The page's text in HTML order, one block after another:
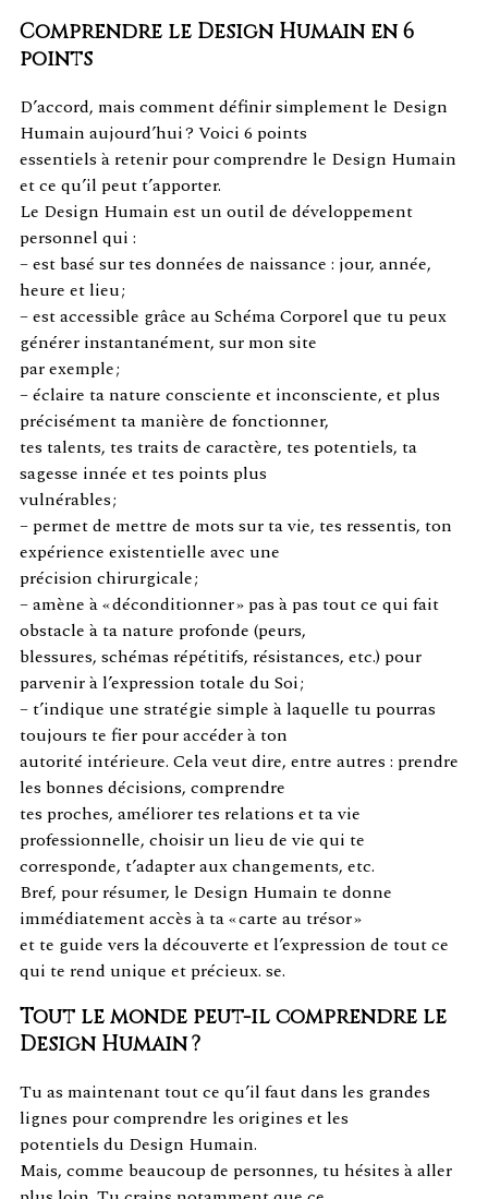
Comprendre le Design Humain en 6
points
D’accord, mais comment définir simplement le Design
Humain aujourd’hui ? Voici 6 points
essentiels à retenir pour comprendre le Design Humain
et ce qu’il peut t’apporter.
Le Design Humain est un outil de développement
personnel qui :
– est basé sur tes données de naissance : jour, année,
heure et lieu ;
– est accessible grâce au Schéma Corporel que tu peux
générer instantanément, sur mon site
par exemple ;
– éclaire ta nature consciente et inconsciente, et plus
précisément ta manière de fonctionner,
tes talents, tes traits de caractère, tes potentiels, ta
sagesse innée et tes points plus
vulnérables ;
– permet de mettre de mots sur ta vie, tes ressentis, ton
expérience existentielle avec une
précision chirurgicale ;
– amène à « déconditionner » pas à pas tout ce qui fait
obstacle à ta nature profonde (peurs,
blessures, schémas répétitifs, résistances, etc.) pour
parvenir à l’expression totale du Soi ;
– t’indique une stratégie simple à laquelle tu pourras
toujours te fier pour accéder à ton
autorité intérieure. Cela veut dire, entre autres : prendre
les bonnes décisions, comprendre
tes proches, améliorer tes relations et ta vie
professionnelle, choisir un lieu de vie qui te
corresponde, t’adapter aux changements, etc.
Bref, pour résumer, le Design Humain te donne
immédiatement accès à ta « carte au trésor »
et te guide vers la découverte et l’expression de tout ce
qui te rend unique et précieux. se.
Tout le monde peut-il comprendre le
Design Humain ?
Tu as maintenant tout ce qu’il faut dans les grandes
lignes pour comprendre les origines et les
potentiels du Design Humain.
Mais, comme beaucoup de personnes, tu hésites à aller